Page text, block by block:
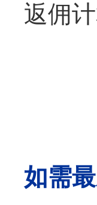
返佣
如需